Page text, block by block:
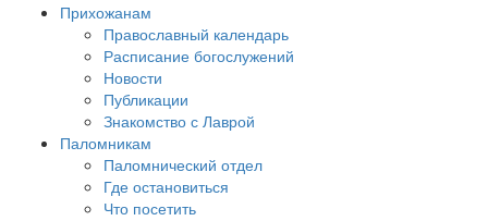
Прихожанам
Православный календарь
Расписание богослужений
Новости
Публикации
Знакомство с Лаврой
Паломникам
Паломнический отдел
Где остановиться
Что посетить